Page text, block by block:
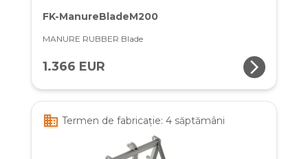
FK-ManureBladeM200
MANURE RUBBER Blade
1.366 EUR arrow_forward_ios
business Termen de fabricație: 4 săptămâni